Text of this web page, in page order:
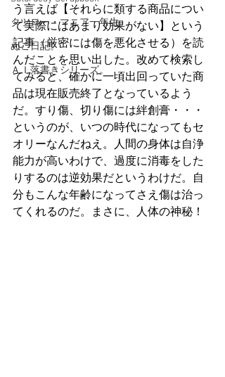
タツロー・マニア一年生。
ぬこ日記。
ＡＩ落書きシリーズ。
う言えば【それらに類する商品につい
て実際にはあまり効果がない】という
記事（厳密には傷を悪化させる）を読
んだことを思い出した。改めて検索し
てみると、確かに一頃出回っていた商
品は現在販売終了となっているよう
だ。すり傷、切り傷には絆創膏・・・
というのが、いつの時代になってもセ
オリーなんだねえ。人間の身体は自浄
能力が高いわけで、過度に消毒をした
りするのは逆効果だというわけだ。自
分もこんな年齢になってさえ傷は治っ
てくれるのだ。まさに、人体の神秘！